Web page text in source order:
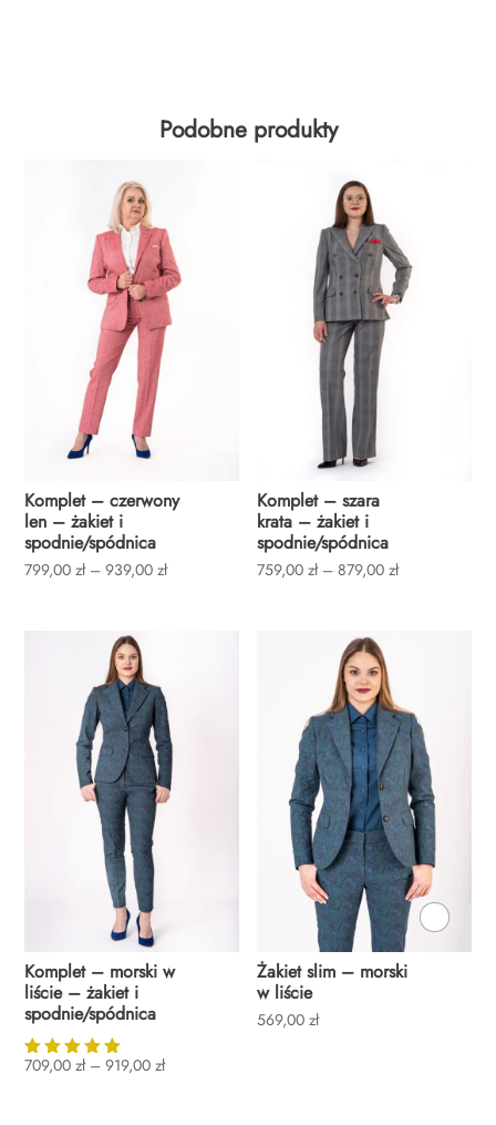
Podobne produkty
Komplet – czerwony
len – żakiet i
spodnie/spódnica
799,00zł – 939,00złZakres
Komplet – szara
krata – żakiet i
spodnie/spódnica
759,00zł – 879,00złZakres
Komplet – morski w
liście – żakiet i
spodnie/spódnica
Oceniono
709,00zł – 919,00złZakres
Żakiet slim – morski
w liście
569,00zł